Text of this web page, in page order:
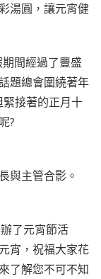
湯圓，讓元宵健
間經過了豐盛
題總會圍繞著年
接著的正月十
?
與主管合影。
了元宵節活
宵，祝福大家花
了解您不可不知